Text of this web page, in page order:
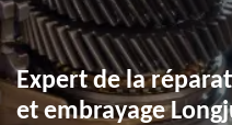
Expert de la
et embrayage